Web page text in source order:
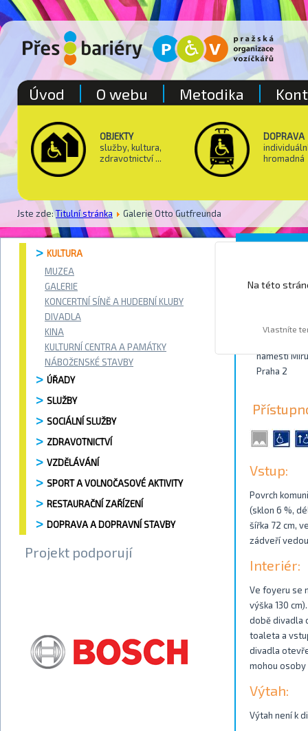
OBJEKTY
služby, kultura,
zdravotnictví ...
DOPRAVA
hromadná
Jste zde:Titulní stránka Galerie Otto Gutfreunda
Úvod O webu Metodika
KULTURA
MUZEA
GALERIE
KONCERTNÍ SÍNĚ A HUDEBNÍ KLUBY
DIVADLA
KINA
KULTURNÍ CENTRA A PAMÁTKY
NÁBOŽENSKÉ STAVBY
ÚŘADY
SLUŽBY
SOCIÁLNÍ SLUŽBY
ZDRAVOTNICTVÍ
VZDĚLÁVÁNÍ
SPORT A VOLNOČASOVÉ AKTIVITY
RESTAURAČNÍ ZAŘÍZENÍ
DOPRAVA A DOPRAVNÍ STAVBY
Projekt podporují
náměstí
Praha 2
Vstup:
Povrch
(sklon 6 %,
šířka 72 cm,
zádveří
Interiér:
Ve foyeru se
výška 130
době divadla
toaleta a
divadla
mohou osoby
Výtah:
Výtah není k
Na této
Vlastníte